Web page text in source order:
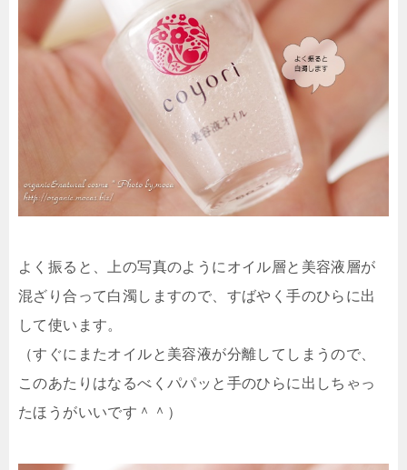
よく振ると、上の写真のように オイル層と美容液層が
混ざり合って白濁しますので、すばやく手のひらに出
して使います。
（すぐにまたオイルと美容液が分離してしまうので、
このあたりはなるべくパパッと手のひらに出しちゃっ
たほうがいいです＾＾）